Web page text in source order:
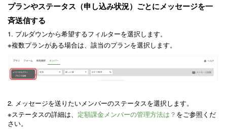
プランやステータス（申し込み状況）ごとにメッセージを一
斉送信する
1. プルダウンから希望するフィルターを選択します。
※複数プランがある場合は、該当のプランを選択します。
2. メッセージを送りたいメンバーのステータスを選択します。
※ステータスの詳細は、 定額課金メンバーの管理方法は？ をご参照くだ
さい。